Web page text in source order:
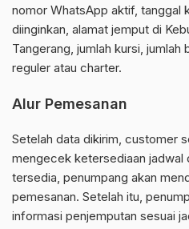
nomor WhatsApp aktif, tanggal
diinginkan, alamat jemput di
Tangerang, jumlah kursi, jumlah
reguler atau charter.
Alur Pemesanan
Setelah data dikirim, customer
mengecek ketersediaan jadwal
tersedia, penumpang akan
pemesanan. Setelah itu,
informasi penjemputan sesuai